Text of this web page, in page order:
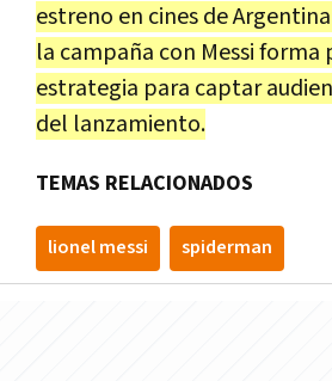
estreno en cines de Argentina
la campaña con Messi forma
estrategia para captar
del lanzamiento.
TEMAS RELACIONADOS
lionel messi spiderman